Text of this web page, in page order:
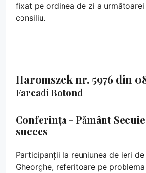
fixat pe ordinea de zi a
consiliu.
Haromszek nr. 5976 din
Farcadi Botond
Conferința - Pământ
succes
Participanții la reuniunea de ieri de
Gheorghe, referitoare pe